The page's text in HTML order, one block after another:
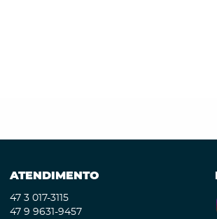
ATENDIMENTO
47 3 017-3115
47 9 9631-9457